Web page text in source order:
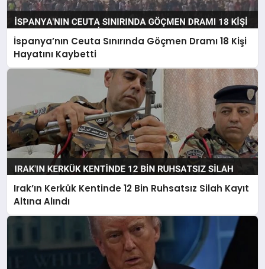
İspanya’nın Ceuta Sınırında Göçmen Dramı 18 Kişi
Hayatını Kaybetti
Irak’ın Kerkük Kentinde 12 Bin Ruhsatsız Silah Kayıt
Altına Alındı